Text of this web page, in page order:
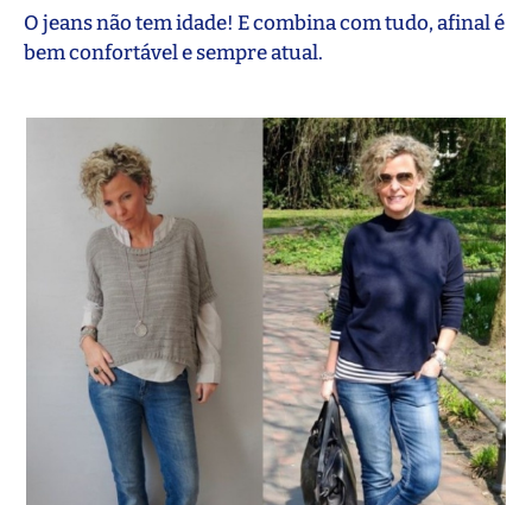
O jeans não tem idade! E combina com tudo, afinal é
bem confortável e sempre atual.